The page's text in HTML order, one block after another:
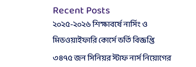
Recent Posts
২০২৫-২০২৬ শিক্ষাবর্ষে নার্সিং ও
মিডওয়াইফারি কোর্সে ভর্তি বিজ্ঞপ্তি
৩৪৭৫ জন সিনিয়র স্টাফ নার্স নিয়োগের